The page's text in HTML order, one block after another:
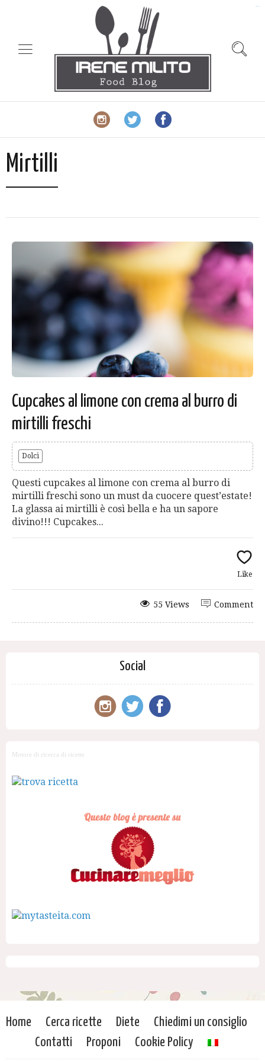
Mirtilli
Cupcakes al limone con crema al burro di
mirtilli freschi
Dolci
Questi cupcakes al limone con crema al burro di
mirtilli freschi sono un must da cuocere quest’estate!
La glassa ai mirtilli è così bella e ha un sapore
divino!!! Cupcakes...
Like
Comment
55 Views
Social
Motore di ricerca di ricette
Home Cerca ricette Diete
Chiedimi un consiglio
Contatti
Proponi Cookie Policy